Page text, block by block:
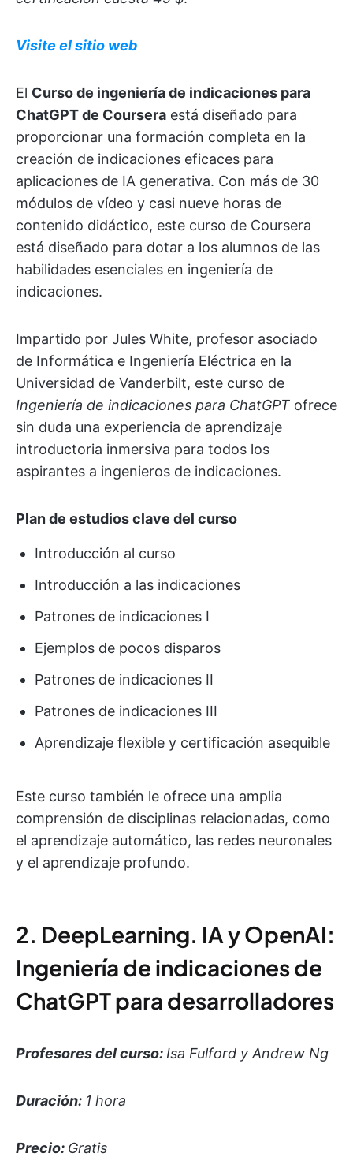
Visite el sitio web
El Curso de ingeniería de indicaciones para
ChatGPT de Coursera está diseñado para
proporcionar una formación completa en la
creación de indicaciones eficaces para
aplicaciones de IA generativa. Con más de 30
módulos de vídeo y casi nueve horas de
contenido didáctico, este curso de Coursera
está diseñado para dotar a los alumnos de las
habilidades esenciales en ingeniería de
indicaciones.
Impartido por Jules White, profesor asociado
de Informática e Ingeniería Eléctrica en la
Universidad de Vanderbilt, este curso de
Ingeniería de indicaciones para ChatGPT ofrece
sin duda una experiencia de aprendizaje
introductoria inmersiva para todos los
aspirantes a ingenieros de indicaciones.
Plan de estudios clave del curso
Introducción al curso
Introducción a las indicaciones
Patrones de indicaciones I
Ejemplos de pocos disparos
Patrones de indicaciones II
Patrones de indicaciones III
Aprendizaje flexible y certificación asequible
Este curso también le ofrece una amplia
comprensión de disciplinas relacionadas, como
el aprendizaje automático, las redes neuronales
y el aprendizaje profundo.
2. DeepLearning. IA y OpenAI:
Ingeniería de indicaciones de
ChatGPT para desarrolladores
Profesores del curso: Isa Fulford y Andrew Ng
Duración: 1 hora
Precio: Gratis